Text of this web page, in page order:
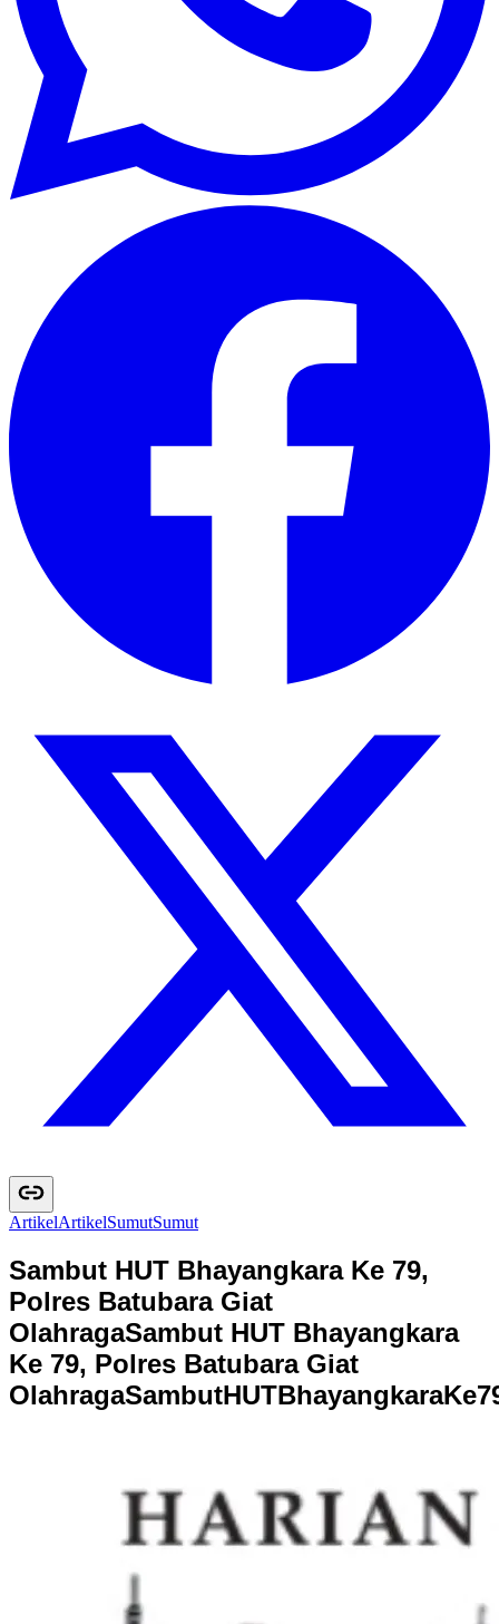
ArtikelArtikelSumutSumut
Sambut HUT Bhayangkara Ke 79,
Polres Batubara Giat
OlahragaSambut HUT Bhayangkara
Ke 79, Polres Batubara Giat
OlahragaSambutHUTBhayangkaraKe7